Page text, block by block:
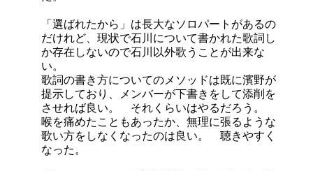
「選ばれたから」は長大なソロパートがあるの
だけれど、現状で石川について書かれた歌詞し
か存在しないので石川以外歌うことが出来な
い。
歌詞の書き方についてのメソッドは既に濱野が
提示しており、メンバーが下書きをして添削を
させれば良い。 それくらいはやるだろう。
喉を痛めたこともあったか、無理に張るような
歌い方をしなくなったのは良い。 聴きやすく
なった。